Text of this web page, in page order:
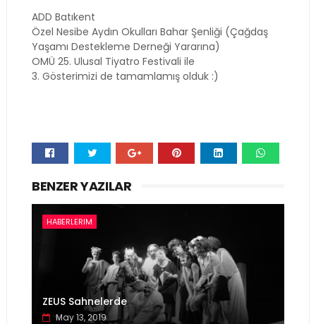
ADD Batıkent
Özel Nesibe Aydın Okulları Bahar Şenliği (Çağdaş
Yaşamı Destekleme Derneği Yararına)
OMÜ 25. Ulusal Tiyatro Festivali ile
3. Gösterimizi de tamamlamış olduk :)
BENZER YAZILAR
HABERLERIM
ZEUS Sahnelerde
May 13, 2019